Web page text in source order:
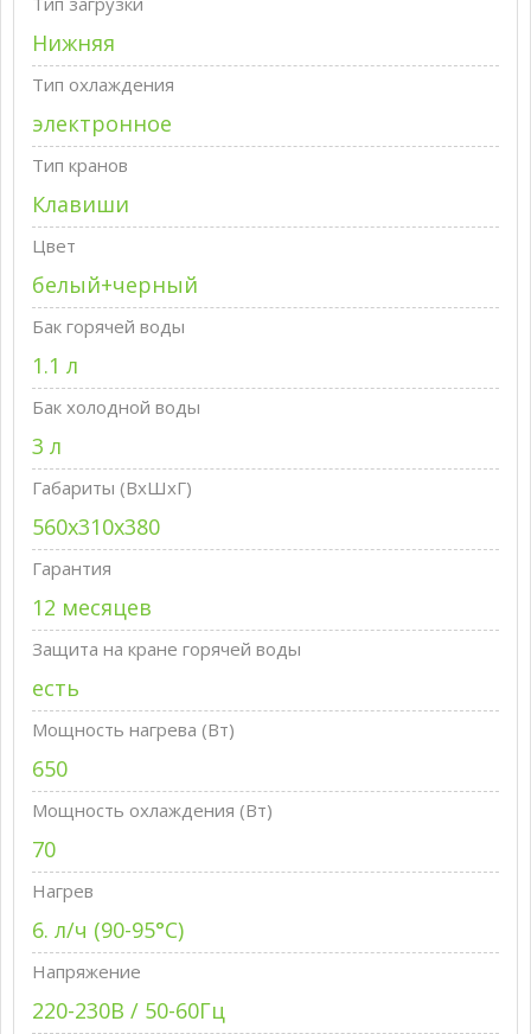
Нижняя
Тип охлаждения
электронное
Тип кранов
Клавиши
Цвет
белый+черный
Бак горячей воды
1.1 л
Бак холодной воды
3 л
Габариты (ВxШxГ)
560x310x380
Гарантия
12 месяцев
Защита на кране горячей воды
есть
Мощность нагрева (Вт)
650
Мощность охлаждения (Вт)
70
Нагрев
6. л/ч (90-95°C)
Напряжение
220-230В / 50-60Гц